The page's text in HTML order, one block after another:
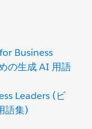
Business
の生成 AI 用語
Leaders (ビ
語集)